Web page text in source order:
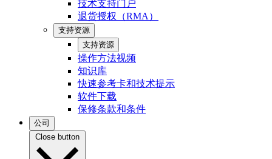
技术支持门户
退货授权（RMA）
支持资源
支持资源
操作方法视频
知识库
快速参考卡和技术提示
软件下载
保修条款和条件
公司
Close button